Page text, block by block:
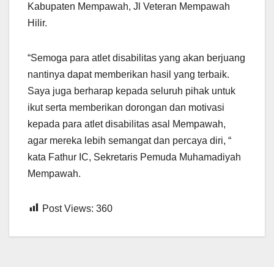
Kabupaten Mempawah, Jl Veteran Mempawah
Hilir.
“Semoga para atlet disabilitas yang akan berjuang
nantinya dapat memberikan hasil yang terbaik.
Saya juga berharap kepada seluruh pihak untuk
ikut serta memberikan dorongan dan motivasi
kepada para atlet disabilitas asal Mempawah,
agar mereka lebih semangat dan percaya diri, “
kata Fathur IC, Sekretaris Pemuda Muhamadiyah
Mempawah.
Post Views: 360